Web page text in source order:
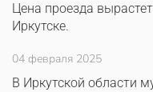
Цена проезда
Иркутске.
04 февраля 2025
В Иркутской области